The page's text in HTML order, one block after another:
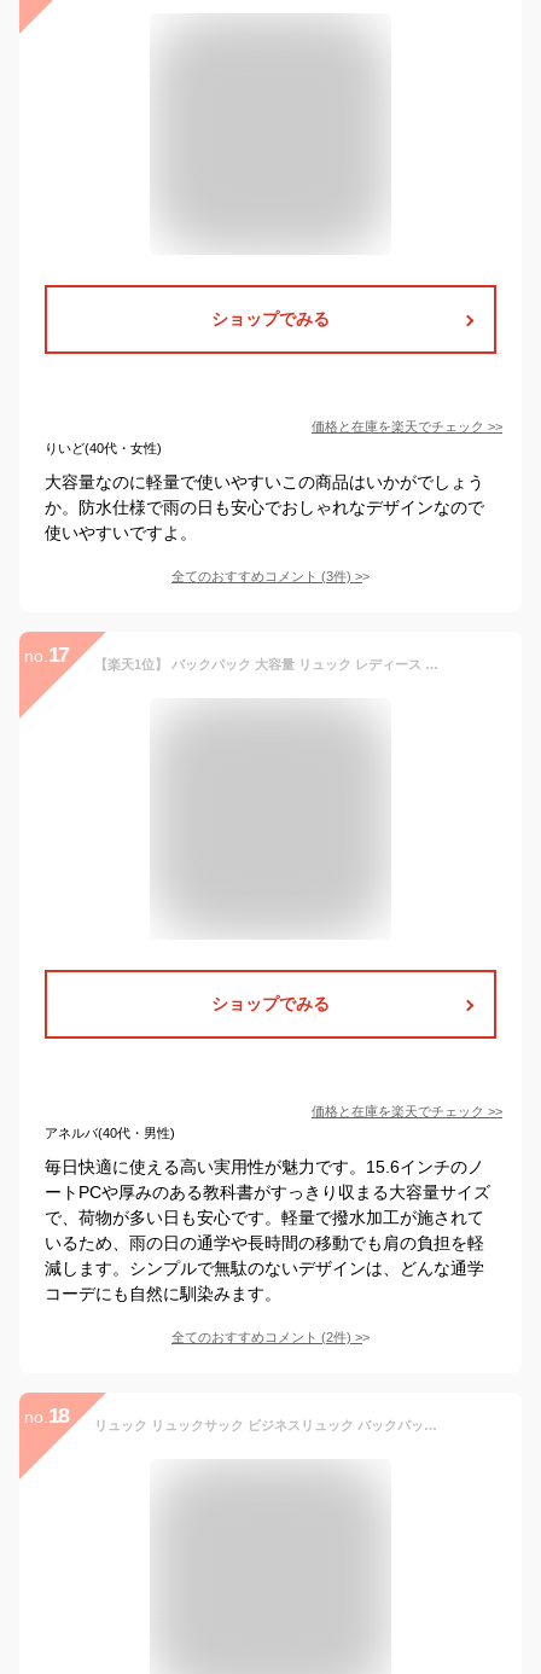
ショップでみる
価格と在庫を楽天でチェック >>
りいど(40代・女性)
大容量なのに軽量で使いやすいこの商品はいかがでしょう
か。防水仕様で雨の日も安心でおしゃれなデザインなので
使いやすいですよ。
全てのおすすめコメント (3件) >
no. 17 【楽天1位】 バックパック 大容量 リュック レディース 通勤 通学 女子 リュック メンズ リュックサック 女子 大学生 旅行 出張 PCバック 軽量 ビジネスリュック 多機能 撥水 イヤホン穴 男女兼用 アウトドア ギフト プレゼント
ショップでみる
価格と在庫を楽天でチェック >>
アネルバ(40代・男性)
毎日快適に使える高い実用性が魅力です。15.6インチのノ
ートPCや厚みのある教科書がすっきり収まる大容量サイズ
で、荷物が多い日も安心です。軽量で撥水加工が施されて
いるため、雨の日の通学や長時間の移動でも肩の負担を軽
減します。シンプルで無駄のないデザインは、どんな通学
コーデにも自然に馴染みます。
全てのおすすめコメント (2件) >
no. 18 リュック リュックサック ビジネスリュック バックパック 高校生人気 大容量 通学 メンズ レディース 無地 女子 通勤 旅行 軽量 15.6インチ